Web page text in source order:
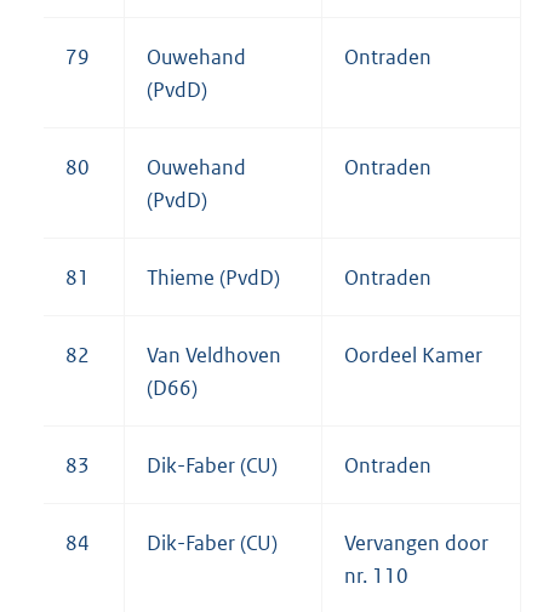
79
Ouwehand
(PvdD)
Ontraden
80
Ouwehand
(PvdD)
Ontraden
81 Thieme (PvdD) Ontraden
82
Van Veldhoven
(D66)
Oordeel Kamer
83 Dik-Faber (CU) Ontraden
84 Dik-Faber (CU)
Vervangen door
nr. 110